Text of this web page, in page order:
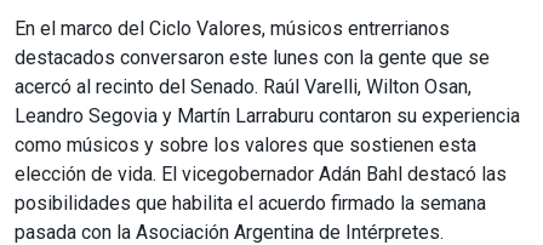
En el marco del Ciclo Valores, músicos entrerrianos
destacados conversaron este lunes con la gente que se
acercó al recinto del Senado. Raúl Varelli, Wilton Osan,
Leandro Segovia y Martín Larraburu contaron su experiencia
como músicos y sobre los valores que sostienen esta
elección de vida. El vicegobernador Adán Bahl destacó las
posibilidades que habilita el acuerdo firmado la semana
pasada con la Asociación Argentina de Intérpretes.